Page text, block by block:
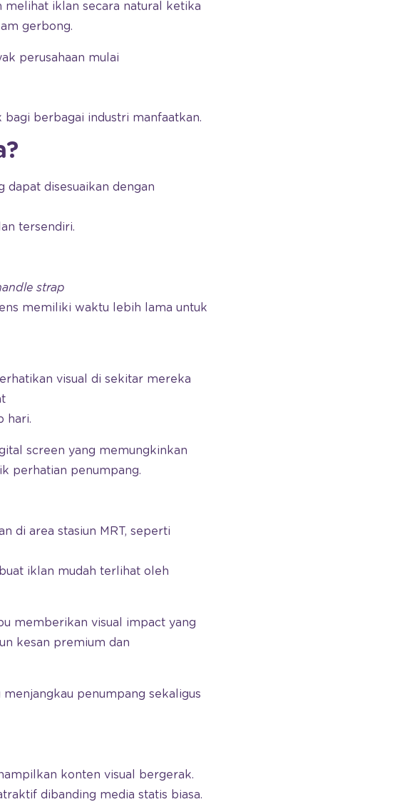
melihat iklan secara natural ketika
gerbong.
perusahaan mulai
bagi berbagai industri manfaatkan.
dapat disesuaikan dengan
tersendiri.
strap
memiliki waktu lebih lama untuk
visual di sekitar mereka
hari.
screen yang memungkinkan
perhatian penumpang.
di area stasiun MRT, seperti
iklan mudah terlihat oleh
memberikan visual impact yang
kesan premium dan
penumpang sekaligus
konten visual bergerak.
dibanding media statis biasa.